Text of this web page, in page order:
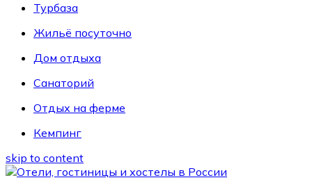
Турбаза
Жильё посуточно
Дом отдыха
Санаторий
Отдых на ферме
Кемпинг
skip to content